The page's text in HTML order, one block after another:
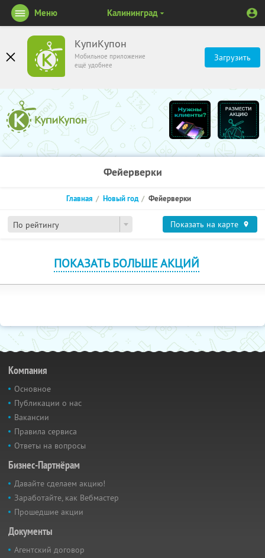
КупиКупон
Мобильное приложение
ещё удобнее
Загрузить
Меню Калининград
Фейерверки
По рейтингу
Главная Новый год Фейерверки
Показать на карте
ПОКАЗАТЬ БОЛЬШЕ АКЦИЙ
Компания
Основное
Публикации о нас
Вакансии
Правила сервиса
Ответы на вопросы
Бизнес-Партнёрам
Давайте сделаем акцию!
Заработайте, как Вебмастер
Прошедшие акции
Документы
Агентский договор